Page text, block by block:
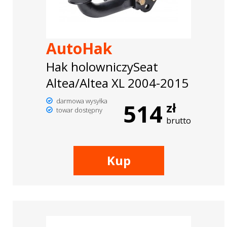
AutoHak
Hak holowniczySeat
Altea/Altea XL 2004-2015
darmowa wysyłka
towar dostępny
514 zł
brutto
Kup